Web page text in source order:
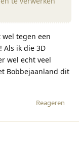
wel tegen een
Als ik die 3D
wel echt veel
Bobbejaanland dit
Reageren